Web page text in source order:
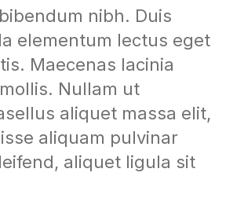
nibh. Duis
elementum lectus eget
Maecenas lacinia
Nullam ut
aliquet massa elit,
aliquam pulvinar
aliquet ligula sit